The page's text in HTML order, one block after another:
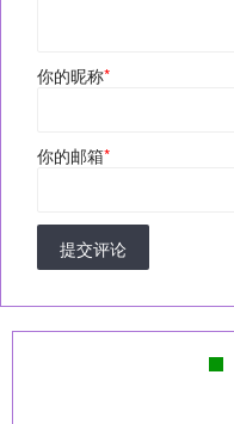
你的昵称*
你的邮箱*
提交评论